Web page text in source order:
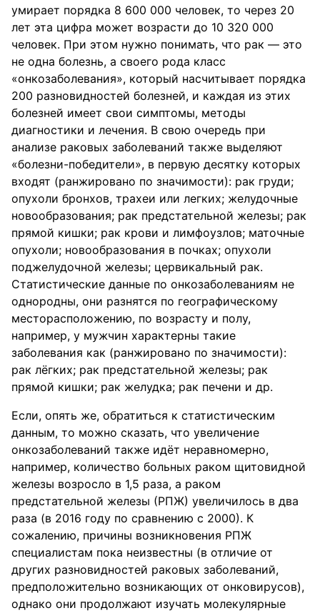
умирает порядка 8 600 000 человек, то через 20
лет эта цифра может возрасти до 10 320 000
человек. При этом нужно понимать, что рак — это
не одна болезнь, а своего рода класс
«онкозаболевания», который насчитывает порядка
200 разновидностей болезней, и каждая из этих
болезней имеет свои симптомы, методы
диагностики и лечения. В свою очередь при
анализе раковых заболеваний также выделяют
«болезни-победители», в первую десятку которых
входят (ранжировано по значимости): рак груди;
опухоли бронхов, трахеи или легких; желудочные
новообразования; рак предстательной железы; рак
прямой кишки; рак крови и лимфоузлов; маточные
опухоли; новообразования в почках; опухоли
поджелудочной железы; цервикальный рак.
Статистические данные по онкозаболеваниям не
однородны, они разнятся по географическому
месторасположению, по возрасту и полу,
например, у мужчин характерны такие
заболевания как (ранжировано по значимости):
рак лёгких; рак предстательной железы; рак
прямой кишки; рак желудка; рак печени и др.
Если, опять же, обратиться к статистическим
данным, то можно сказать, что увеличение
онкозаболеваний также идёт неравномерно,
например, количество больных раком щитовидной
железы возросло в 1,5 раза, а раком
предстательной железы (РПЖ) увеличилось в два
раза (в 2016 году по сравнению с 2000). К
сожалению, причины возникновения РПЖ
специалистам пока неизвестны (в отличие от
других разновидностей раковых заболеваний,
предположительно возникающих от онковирусов),
однако они продолжают изучать молекулярные